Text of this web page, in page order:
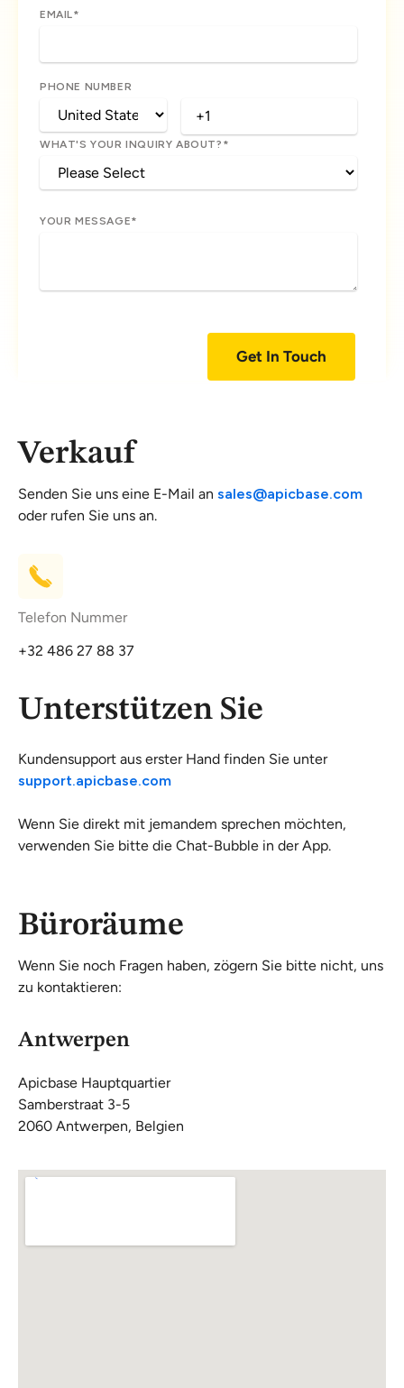
EMAIL*
PHONE NUMBER
WHAT'S YOUR INQUIRY ABOUT? *
YOUR MESSAGE*
Verkauf
Senden Sie uns eine E-Mail an sales@apicbase.com
oder rufen Sie uns an.
Telefon Nummer
+32 486 27 88 37
Unterstützen Sie
Kundensupport aus erster Hand finden Sie unter
support.apicbase.com
Wenn Sie direkt mit jemandem sprechen möchten,
verwenden Sie bitte die Chat-Bubble in der App.
Büroräume
Wenn Sie noch Fragen haben, zögern Sie bitte nicht, uns
zu kontaktieren:
Antwerpen
Apicbase Hauptquartier
Samberstraat 3-5
2060 Antwerpen, Belgien